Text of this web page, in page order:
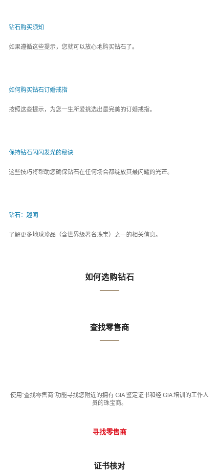
钻石购买须知
如果遵循这些提示，您就可以放心地购买钻石了。
如何购买钻石订婚戒指
按照这些提示，为您一生所爱挑选出最完美的订婚戒指。
保持钻石闪闪发光的秘诀
这些技巧将帮助您确保钻石在任何场合都绽放其最闪耀的光芒。
钻石：趣闻
了解更多地球珍品（含世界级著名珠宝）之一的相关信息。
如何选购钻石
查找零售商
使用“查找零售商”功能寻找您附近的拥有 GIA 鉴定证书和经 GIA 培训的工作人
员的珠宝商。
寻找零售商
证书核对